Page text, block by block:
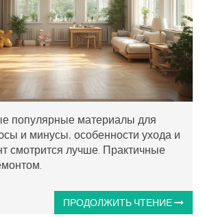
популярные материалы для
и минусы, особенности ухода и
смотрится лучше. Практичные
ПРОДОЛЖИТЬ ЧТЕНИЕ